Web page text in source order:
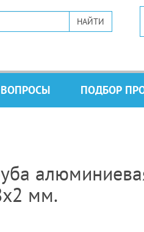
ПОДБОР
мм.